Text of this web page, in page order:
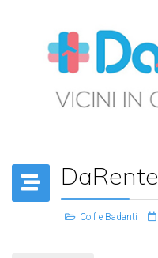
DaRente
Colf e Badanti